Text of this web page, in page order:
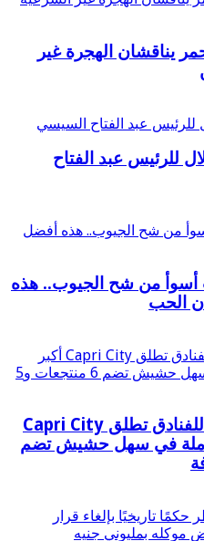
يناقشان الهجرة غير
للرئيس عبد الفتاح
أسوأ من شح الجيوب.. هذه
الحب
مجموعة بيك الباتروس للفنادق تطلق Capri City
في سهل حشيش تضم